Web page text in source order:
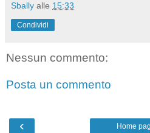
Sbally alle 15:33
Condividi
Nessun commento:
Posta un commento
‹ Home